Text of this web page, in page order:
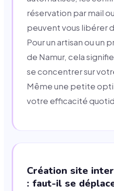
réservation par mail
peuvent vous libérer
Pour un artisan ou un
de Namur, cela
se concentrer sur
Même une petite
votre efficacité
Création site
: faut-il se